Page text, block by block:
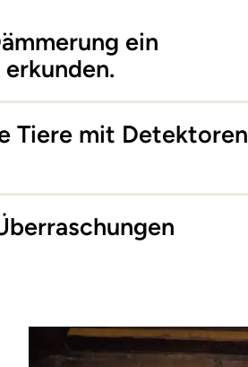
ein
Tiere mit Detektoren